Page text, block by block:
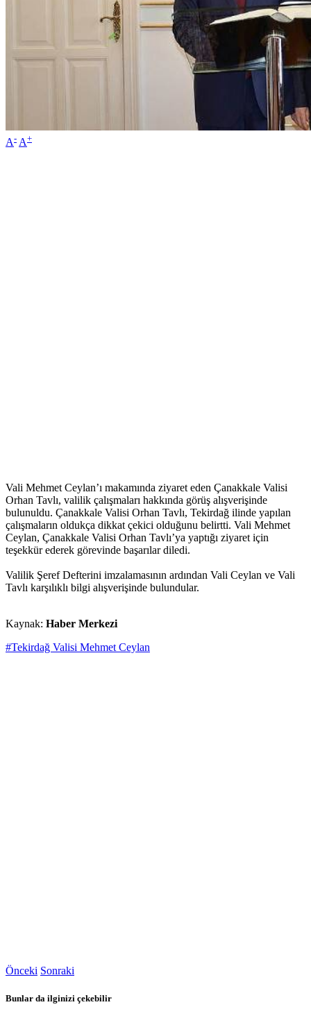
A- A+
Vali Mehmet Ceylan’ı makamında ziyaret eden Çanakkale Valisi
Orhan Tavlı, valilik çalışmaları hakkında görüş alışverişinde
bulunuldu. Çanakkale Valisi Orhan Tavlı, Tekirdağ ilinde yapılan
çalışmaların oldukça dikkat çekici olduğunu belirtti. Vali Mehmet
Ceylan, Çanakkale Valisi Orhan Tavlı’ya yaptığı ziyaret için
teşekkür ederek görevinde başarılar diledi.
Valilik Şeref Defterini imzalamasının ardından Vali Ceylan ve Vali
Tavlı karşılıklı bilgi alışverişinde bulundular.
Kaynak: Haber Merkezi
#Tekirdağ Valisi Mehmet Ceylan
Önceki Sonraki
Bunlar da ilginizi çekebilir